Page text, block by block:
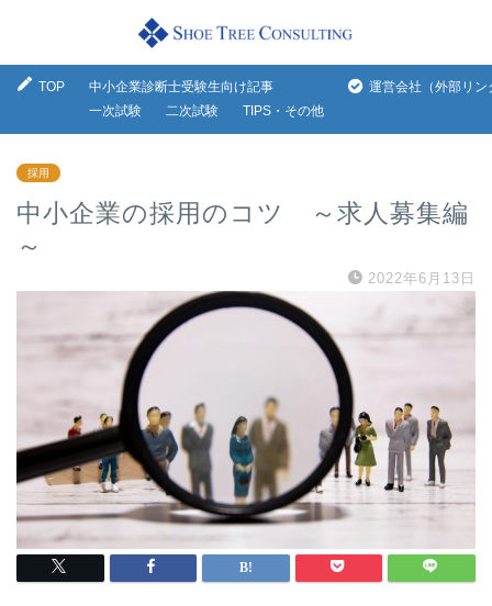
TOP
中小企業診断士受験生向け記事
一次試験
二次試験 TIPS・その他
運営会社（外部リン
採用
中小企業の採用のコツ ～求人募集編
～
2022年6月13日